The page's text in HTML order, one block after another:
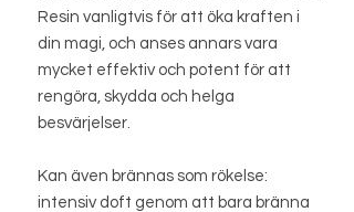
Resin vanligtvis för att öka kraften i
din magi, och anses annars vara
mycket effektiv och potent för att
rengöra, skydda och helga
besvärjelser.
Kan även brännas som rökelse:
intensiv doft genom att bara bränna